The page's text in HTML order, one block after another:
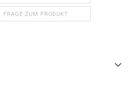
FRAGE ZUM PRODUKT